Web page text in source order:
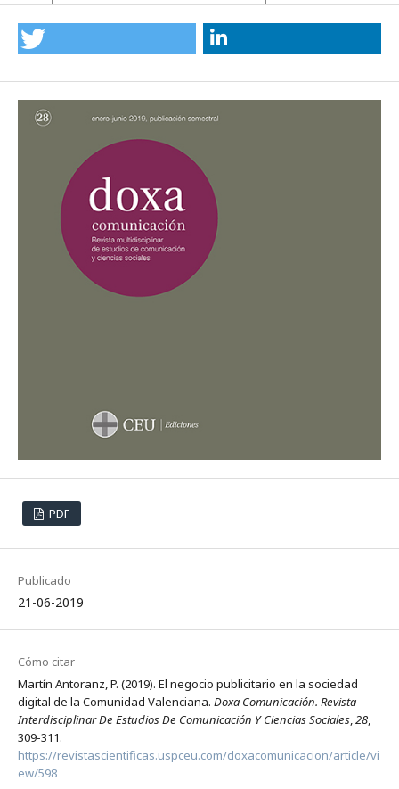
PDF
Publicado
21-06-2019
Cómo citar
Martín Antoranz, P. (2019). El negocio publicitario en la sociedad
digital de la Comunidad Valenciana. Doxa Comunicación. Revista
Interdisciplinar De Estudios De Comunicación Y Ciencias Sociales,28,
309-311.
https://revistascientificas.uspceu.com/doxacomunicacion/article/vi
ew/598